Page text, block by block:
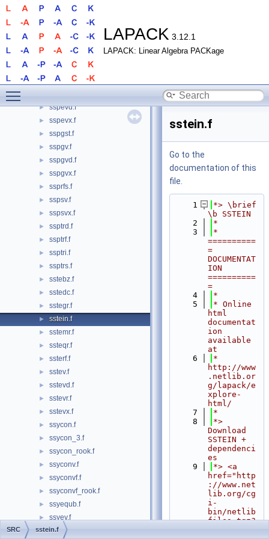
LAPACK 3.12.1
LAPACK: Linear Algebra PACKage
► ssbgvd.f
► ssbgvx.f
► ssbtrd.f
► ssfrk.f
► sspcon.f
► sspevd.f
► sspevx.f
► sspgst.f
► sspgv.f
► sspgvd.f
► sspgvx.f
► ssprfs.f
► sspsv.f
► sspsvx.f
► ssptrd.f
► ssptrf.f
► ssptri.f
► ssptrs.f
► sstebz.f
► sstedc.f
► sstegr.f
► sstein.f
► sstemr.f
► ssteqr.f
► ssterf.f
► sstev.f
► sstevd.f
► sstevr.f
► sstevx.f
► ssycon.f
► ssycon_3.f
► ssycon_rook.f
► ssyconv.f
► ssyconvf.f
► ssyconvf_rook.f
► ssyequb.f
► ssyev.f
► ssyev_2stage.f
sstein.f
Go to the
documentation of this
file.
    1
*> \brief
\b SSTEIN
    2
*
    3
*
==========
=
DOCUMENTAT
ION
==========
=
    4
*
    5
* Online
html
documentat
ion
available
at
    6
*
http://www
.netlib.or
g/lapack/e
xplore-
html/
    7
*
    8
*>
Download
SSTEIN +
dependenci
es
    9
*> <a
href="http
://www.net
lib.org/cg
i-
bin/netlib
files.tgz?
SRC sstein.f